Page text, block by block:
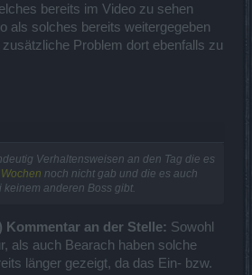
bereits im Video zu sehen
als solches bereits weitergegeben
zusätzliche Problem dort ebenfalls zu
Verhaltensweisen an den Tag die es
noch nicht gab und die es auch
anderen Boss gibt.
Kommentar an der Stelle: Sowohl
als auch Bearach haben solche
länger gezeigt, da das Ein- bzw.